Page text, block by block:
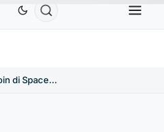
TetherUSDT ↑0.00%
La tesoreria Bitcoin di SpaceX sbarca in Borsa: 18.712 BTC